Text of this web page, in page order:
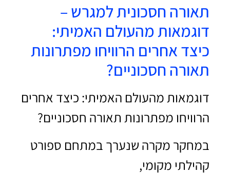
תאורה חסכונית למגרש –
דוגמאות מהעולם האמיתי:
כיצד אחרים הרוויחו מפתרונות
תאורה חסכוניים?
דוגמאות מהעולם האמיתי: כיצד אחרים
הרוויחו מפתרונות תאורה חסכוניים?
במחקר מקרה שנערך במתחם ספורט
קהילתי מקומי,